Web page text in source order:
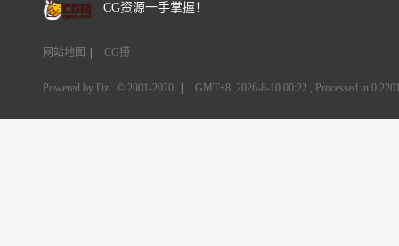
CG资源一手掌握！
网站地图 CG捞
Powered by Dz © 2001-2020 GMT+8, 2026-8-10 00:22 , Processed in